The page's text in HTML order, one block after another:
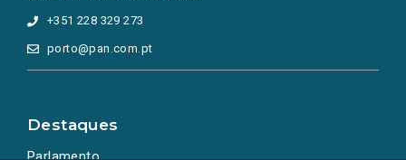
+351 228 329 273
porto@pan.com.pt
Destaques
Parlamento